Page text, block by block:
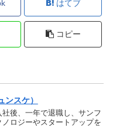
はてブ
コピー
スケ）
後、一年で退職し、サンフ
ロジーやスタートアップを